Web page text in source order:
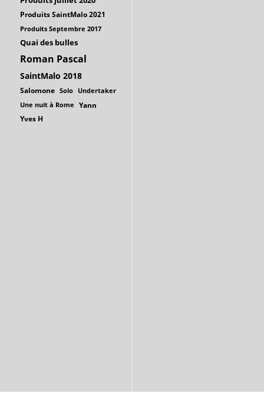
Produits SaintMalo 2021
Produits Septembre 2017
Quai des bulles
Roman Pascal
SaintMalo 2018
Salomone Solo Undertaker
Une nuit à Rome Yann
Yves H